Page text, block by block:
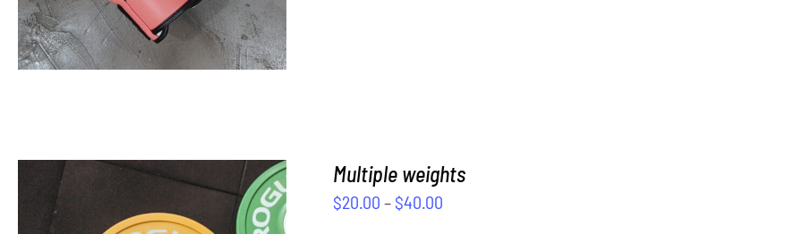
Multiple weights
$20.00 – $40.00